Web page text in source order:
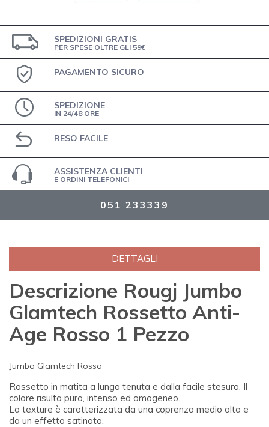
SPEDIZIONI GRATIS
PER SPESE OLTRE GLI 59€
PAGAMENTO SICURO
SPEDIZIONE
IN 24/48 ORE
RESO FACILE
ASSISTENZA CLIENTI
E ORDINI TELEFONICI
051 233339
DETTAGLI
Descrizione Rougj Jumbo
Glamtech Rossetto Anti-
Age Rosso 1 Pezzo
Jumbo Glamtech Rosso
Rossetto in matita a lunga tenuta e dalla facile stesura. Il
colore risulta puro, intenso ed omogeneo.
La texture è caratterizzata da una coprenza medio alta e
da un effetto satinato.